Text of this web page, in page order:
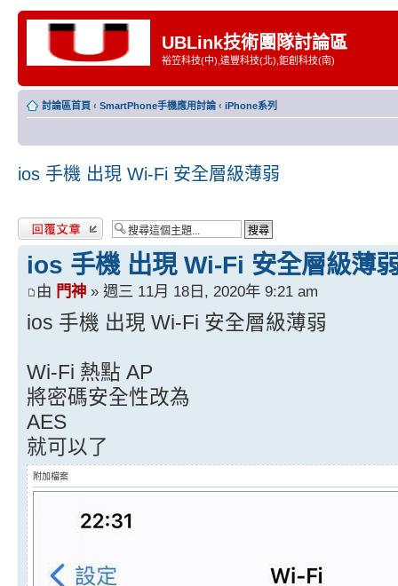
UBLink技術團隊討論區
裕笠科技(中),遠豐科技(北),鉅創科技(南)
討論區首頁 ‹ SmartPhone手機應用討論 ‹ iPhone系列
ios 手機 出現 Wi-Fi 安全層級薄弱
發表回覆
ios 手機 出現 Wi-Fi 安全層級薄
由 門神 » 週三 11月 18日, 2020年 9:21 am
ios 手機 出現 Wi-Fi 安全層級薄弱
Wi-Fi 熱點 AP
將密碼安全性改為
AES
就可以了
附加檔案